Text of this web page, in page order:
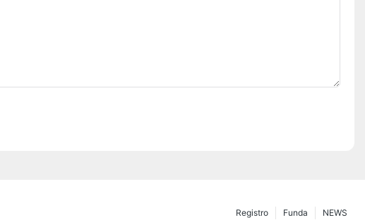
NEWS
Funda
Registro